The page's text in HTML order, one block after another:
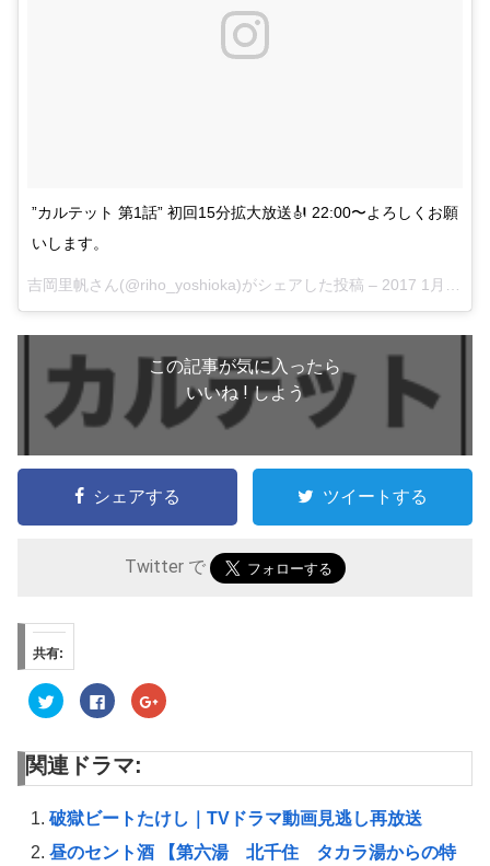
”カルテット 第1話” 初回15分拡大放送🎻 22:00〜よろしくお願
いします。
吉岡里帆さん(@riho_yoshioka)がシェアした投稿 – 2017 1月 17 3:37午前 PST
この記事が気に入ったら
いいね ! しよう
シェアする ツイートする
Twitter で
共有:
ク
リ
し
て
T
w
t
t
e
r
F
a
b
o
k
共
る
ク
リ
し
o
g
l
関連ドラマ:
破獄ビートたけし｜TVドラマ動画見逃し再放送
昼のセント酒 【第六湯 北千住 タカラ湯からの特